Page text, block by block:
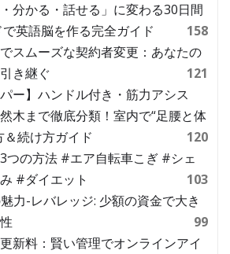
分かる・話せる」に変わる30日間
英語脳を作る完全ガイド
158
スムーズな契約者変更：あなたの
き継ぐ
121
ー】ハンドル付き・筋力アシス
木まで徹底分類！室内で“足腰と体
＆続け方ガイド
120
つの方法 #エア自転車こぎ #シェ
#ダイエット
103
力-レバレッジ: 少額の資金で大き
99
新料：賢い管理でオンラインアイ